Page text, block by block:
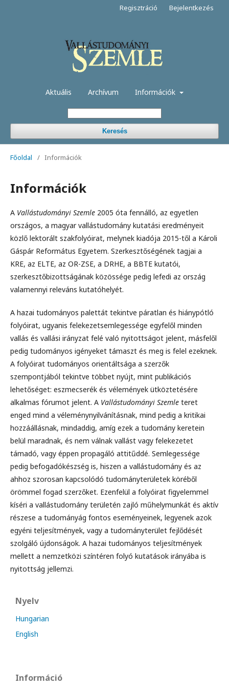
Aktuális Archívum Információk
Keresés
Regisztráció Bejelentkezés
Főoldal / Információk
Információk
A Vallástudományi Szemle 2005 óta fennálló, az egyetlen
országos, a magyar vallástudomány kutatási eredményeit
közlő lektorált szakfolyóirat, melynek kiadója 2015-től a Károli
Gáspár Református Egyetem. Szerkesztőségének tagjai a
KRE, az ELTE, az OR-ZSE, a DRHE, a BBTE kutatói,
szerkesztőbizottságának közössége pedig lefedi az ország
valamennyi releváns kutatóhelyét.
A hazai tudományos palettát tekintve páratlan és hiánypótló
folyóirat, ugyanis felekezetsemlegessége egyfelől minden
vallás és vallási irányzat felé való nyitottságot jelent, másfelől
pedig tudományos igényeket támaszt és meg is felel ezeknek.
A folyóirat tudományos orientáltsága a szerzők
szempontjából tekintve többet nyújt, mint publikációs
lehetőséget: eszmecserék és vélemények ütköztetésére
alkalmas fórumot jelent. A Vallástudományi Szemle teret
enged mind a véleménynyilvánításnak, mind pedig a kritikai
hozzáállásnak, mindaddig, amíg ezek a tudomány keretein
belül maradnak, és nem válnak vallást vagy felekezetet
támadó, vagy éppen propagáló attitűddé. Semlegessége
pedig befogadókészség is, hiszen a vallástudomány és az
ahhoz szorosan kapcsolódó tudományterületek köréből
örömmel fogad szerzőket. Ezenfelül a folyóirat figyelemmel
kíséri a vallástudomány területén zajló műhelymunkát és aktív
részese a tudományág fontos eseményeinek, legyenek azok
egyéni teljesítmények, vagy a tudományterület fejlődését
szolgáló újdonságok. A hazai tudományos teljesítmények
mellett a nemzetközi színtéren folyó kutatások irányába is
nyitottság jellemzi.
Nyelv
Hungarian
English
Információ